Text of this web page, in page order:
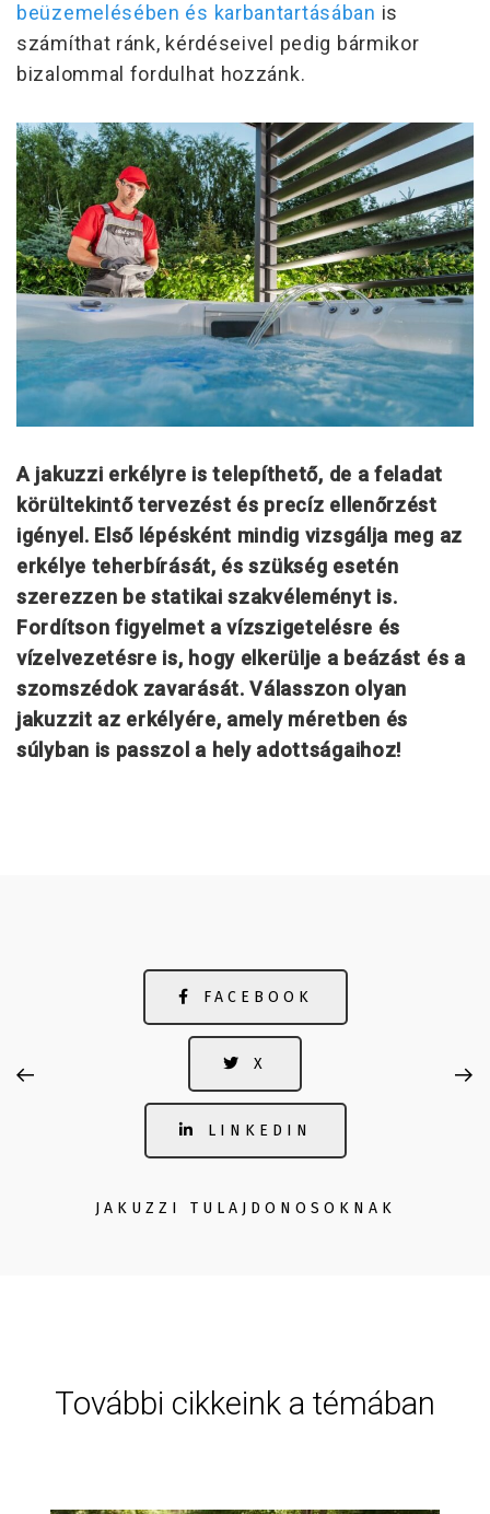
beüzemelésében és karbantartásában is
számíthat ránk, kérdéseivel pedig bármikor
bizalommal fordulhat hozzánk.
A jakuzzi erkélyre is telepíthető, de a feladat
körültekintő tervezést és precíz ellenőrzést
igényel. Első lépésként mindig vizsgálja meg az
erkélye teherbírását, és szükség esetén
szerezzen be statikai szakvéleményt is.
Fordítson figyelmet a vízszigetelésre és
vízelvezetésre is, hogy elkerülje a beázást és a
szomszédok zavarását. Válasszon olyan
jakuzzit az erkélyére, amely méretben és
súlyban is passzol a hely adottságaihoz!
FACEBOOK
X
LINKEDIN
JAKUZZI TULAJDONOSOKNAK
További cikkeink a témában